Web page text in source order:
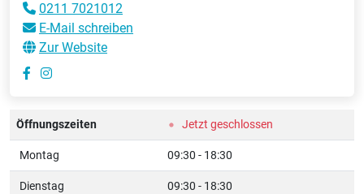
0211 7021012
E-Mail schreiben
Zur Website
Öffnungszeiten Jetzt geschlossen
Montag 09:30 - 18:30
Dienstag 09:30 - 18:30